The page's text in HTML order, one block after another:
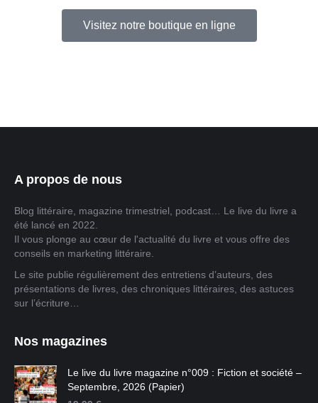
Visitez notre boutique en ligne
A propos de nous
Blog littéraire, magazine trimestriel, podcast… Le live du livre a
été lancé en 2022.
Il vous plonge au cœur de l'actualité du livre et vous offre des
conseils en marketing littéraire.
Le site publie régulièrement des entretiens d’auteurs, des
présentations de livres, des chroniques littéraires, des astuces
sur l’écriture…
Nos magazines
Le live du livre magazine n°009 : Fiction et société –
Septembre, 2026 (Papier)